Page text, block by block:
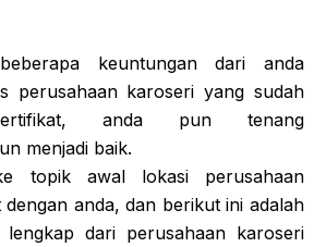
keuntungan dari anda
perusahaan karoseri yang sudah
anda pun tenang
menjadi baik.
topik awal lokasi perusahaan
anda, dan berikut ini adalah
lengkap dari perusahaan karoseri